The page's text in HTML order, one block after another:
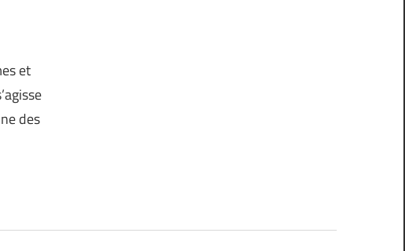
et
des